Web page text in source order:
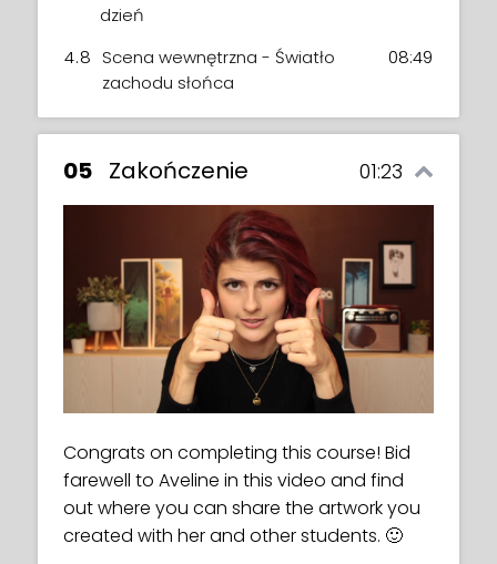
dzień
4.8 Scena wewnętrzna - Światło
zachodu słońca
08:49
05 Zakończenie 01:23
Congrats on completing this course! Bid
farewell to Aveline in this video and find
out where you can share the artwork you
created with her and other students. 🙂